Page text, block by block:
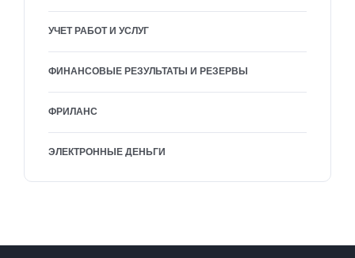
УЧЕТ РАБОТ И УСЛУГ
ФИНАНСОВЫЕ РЕЗУЛЬТАТЫ И РЕЗЕРВЫ
ФРИЛАНС
ЭЛЕКТРОННЫЕ ДЕНЬГИ